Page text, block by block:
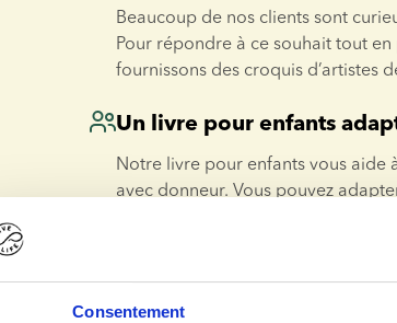
Consentement
Beaucoup de nos clients sont
Pour répondre à ce souhait tout
fournissons des croquis d’artistes
Un livre pour enfants
Notre livre pour enfants vous aide
avec donneur. Vous pouvez